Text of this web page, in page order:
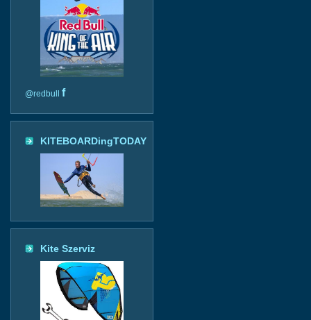
@redbull f
KITEBOARDingTODAY
Kite Szerviz